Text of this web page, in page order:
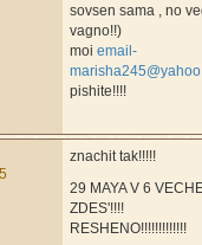
sovsen sama , no
vagno!!)
moi email-
pishite!!!!
znachit tak!!!!!
29 MAYA V 6
ZDES'!!!!
RESHENO!!!!!!!!!!!!!